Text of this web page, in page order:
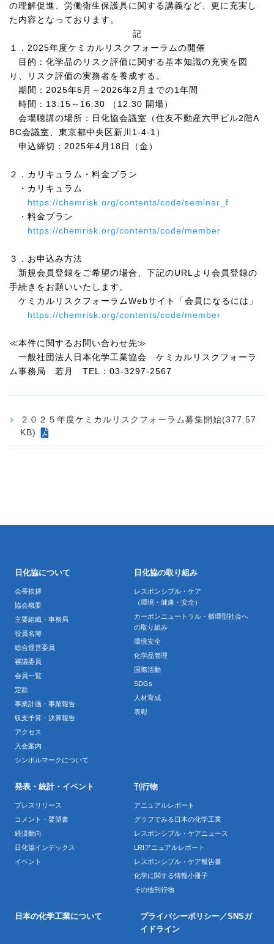
の理解促進、労働衛生保護具に関する講義など、更に充実し
た内容となっております。
記
１． 2025年度ケミカルリスクフォーラムの開催
目的：化学品のリスク評価に関する基本知識の充実を図
り、リスク評価の実務者を養成する。
期間： 2025年5 月～ 2026年2 月までの1 年間
時間： 13:15 ～ 16:30 （ 12:30 開場）
会場聴講の場所：日化協会議室（住友不動産六甲ビル2階A
BC会議室、東京都中央区新川 1-4-1 ）
申込締切： 2025年4 月 18日（金）
２．カリキュラム・料金プラン
・カリキュラム
https://chemrisk.org/contents/code/seminar_f
・料金プラン
https://chemrisk.org/contents/code/member
３．お申込み方法
新規会員登録をご希望の場合、下記のURL より会員登録の
手続きをお願いいたします。
ケミカルリスクフォーラムWebサイト「会員になるには」
https://chemrisk.org/contents/code/member
≪本件に関するお問い合わせ先≫
一般社団法人日本化学工業協会 ケミカルリスクフォーラ
ム事務局 若月 TEL ： 03-3297-2567
２０２５年度ケミカルリスクフォーラム募集開始(377.57
KB)
日化協について
会長挨拶
協会概要
主要組織・事務局
役員名簿
総合運営委員
審議委員
会員一覧
定款
事業計画・事業報告
収支予算・決算報告
アクセス
入会案内
シンボルマークについて
日化協の取り組み
レスポンシブル・ケア
（環境・健康・安全）
カーボンニュートラル・循環型社会へ
の取り組み
環境安全
化学品管理
国際活動
SDGs
人材育成
表彰
発表・統計・イベント
プレスリリース
コメント・要望書
経済動向
日化協インデックス
イベント
刊行物
アニュアルレポート
グラフでみる日本の化学工業
レスポンシブル・ケアニュース
LRIアニュアルレポート
レスポンシブル・ケア報告書
化学に関する情報小冊子
その他刊行物
日本の化学工業について
プライバシーポリシー／SNSガ
イドライン